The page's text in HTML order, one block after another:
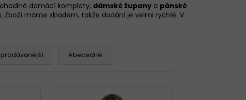
domácí komplety, dámské župany a pánské
máme skladem, takže dodání je velmi rychlé. V
Abecedně